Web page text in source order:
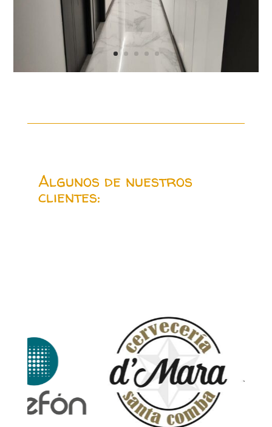
Algunos de nuestros
clientes: